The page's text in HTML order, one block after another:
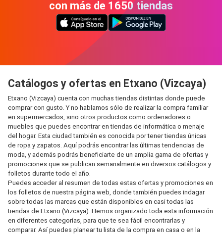
con más de 1650 tiendas
Catálogos y ofertas en Etxano (Vizcaya)
Etxano (Vizcaya) cuenta con muchas tiendas distintas donde puede
comprar con gusto. Y no hablamos sólo de realizar la compra familiar
en supermercados, sino otros productos como ordenadores o
muebles que puedes encontrar en tiendas de informática o menaje
del hogar. Esta ciudad también es conocida por tener tiendas únicas
de ropa y zapatos. Aquí podrás encontrar las últimas tendencias de
moda, y además podrás beneficiarte de un amplia gama de ofertas y
promociones que se publican semanalmente en diversos catálogos y
folletos durante todo el año.
Puedes acceder al resumen de todas estas ofertas y promociones en
los folletos de nuestra página web, donde también puedes indagar
sobre todas las marcas que están disponibles en casi todas las
tiendas de Etxano (Vizcaya). Hemos organizado toda esta información
en diferentes categorías, para que te sea fácil encontrarlas y
comparar. Así puedes planear tu lista de la compra en casa o en la